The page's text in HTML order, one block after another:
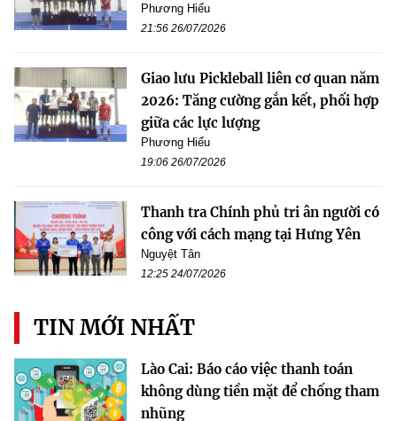
Phương Hiếu
21:56 26/07/2026
Giao lưu Pickleball liên cơ quan năm
2026: Tăng cường gắn kết, phối hợp
giữa các lực lượng
Phương Hiếu
19:06 26/07/2026
Thanh tra Chính phủ tri ân người có
công với cách mạng tại Hưng Yên
Nguyệt Tân
12:25 24/07/2026
TIN MỚI NHẤT
Lào Cai: Báo cáo việc thanh toán
không dùng tiền mặt để chống tham
nhũng